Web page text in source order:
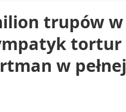
trupów w
tortur
w pełnej